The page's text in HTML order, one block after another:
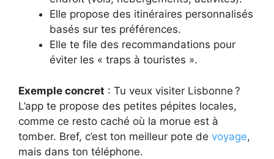
Elle propose des itinéraires personnalisés
basés sur tes préférences.
Elle te file des recommandations pour
éviter les « traps à touristes ».
Exemple concret : Tu veux visiter Lisbonne ?
L’app te propose des petites pépites locales,
comme ce resto caché où la morue est à
tomber. Bref, c’est ton meilleur pote de voyage,
mais dans ton téléphone.